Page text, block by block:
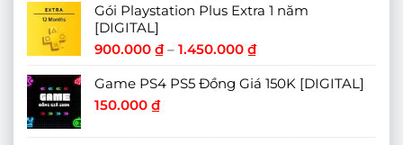
Gói Playstation Plus Extra 1 năm
[DIGITAL]
900.000 ₫ – 1.450.000 ₫Khoảng
từ
Game PS4 PS5 Đồng Giá 150K [DIGITAL]
150.000 ₫